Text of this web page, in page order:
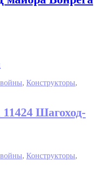
, Конструкторы,
Шагоход-
, Конструкторы,